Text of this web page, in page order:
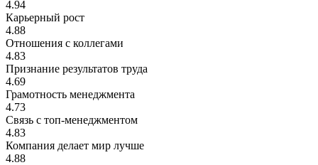
4.94
Карьерный рост
4.88
Отношения с коллегами
4.83
Признание результатов труда
4.69
Грамотность менеджмента
4.73
Связь с топ-менеджментом
4.83
Компания делает мир лучше
4.88